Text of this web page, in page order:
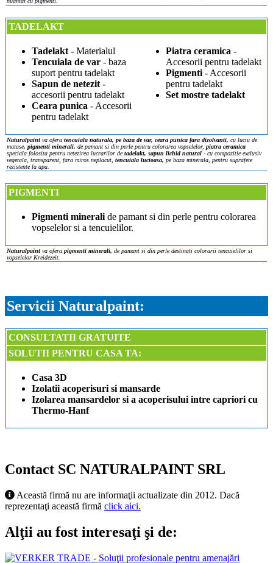
TADELAKT
Tadelakt- Materialul
Tencuiala de var - baza
suport pentru tadelakt
Sapun de netezit-
accesorii pentru tadelakt
Ceara punica - Accesorii
pentru tadelakt
Piatra ceramica -
Accesorii pentru tadelakt
Pigmenti- Accesorii
pentru tadelakt
Set mostre tadelakt
Naturalpaint va ofera tencuiala naturala, pe baza de var, ceara punica fara dizolvanti, cu luciu de
matase, pigmenti minerali, de pamant si din perle pentru colorarea vopselelor, piatra ceramica
speciala folosita pentru netezirea lucrarilor detadelakt, sapun lichid natural - cu compozitie exclusiv
vegetala, transparent, fara miros neplacut, tencuiala lucioasa, pe baza minerala, pentru suprafete
rezistente la apa.
PIGMENTI
Pigmenti mineralide pamant si din perle pentru colorarea
vopselelor si a tencuielilor.
Naturalpaint va ofera pigmenti minerali, de pamant si din perle destinati colorarii tencuielilor si
vopselelor Kreidezeit.
Servicii Naturalpaint:
CONSULTATII GRATUITE
SOLUTII PENTRU CASA TA:
Casa 3D
Izolatii acoperisuri si mansarde
Izolarea mansardelor si a acoperisului intre capriori cu
Thermo-Hanf
Contact SC NATURALPAINT SRL
Această firmă nu are informaţii actualizate din 2012. Dacă
reprezentaţi această firmă click aici.
Alţii au fost interesaţi şi de: